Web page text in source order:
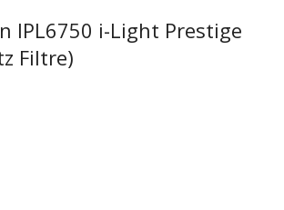
IPL6750 i-Light Prestige
Filtre)